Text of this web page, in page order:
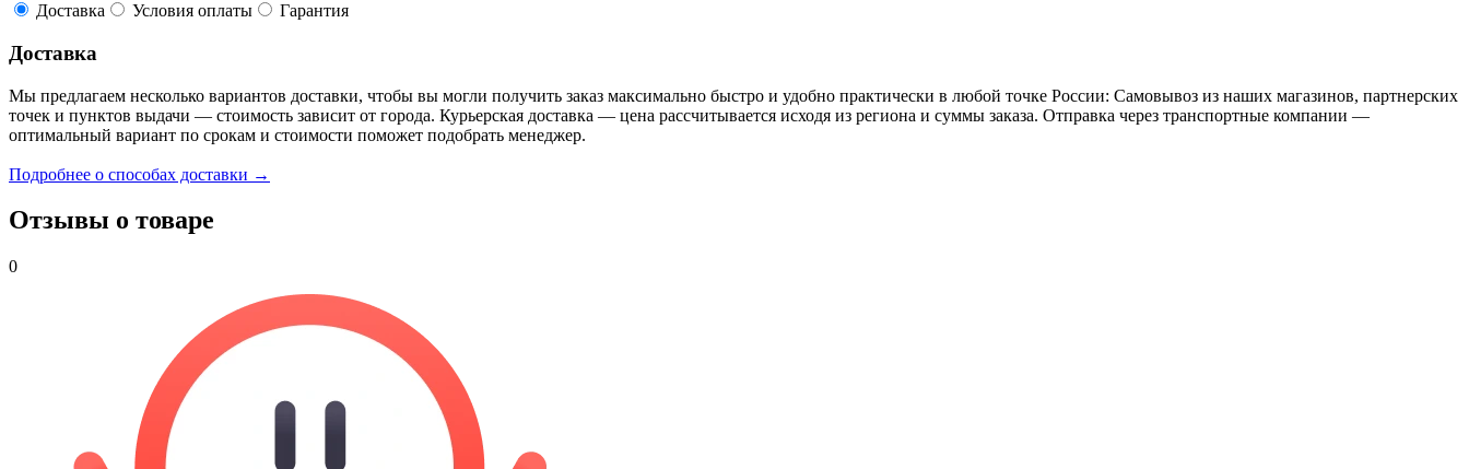
Доставка Условия оплаты Гарантия
Доставка
Мы предлагаем несколько вариантов доставки, чтобы вы могли получить заказ максимально быстро и удобно практически в любой точке России: Самовывоз из наших магазинов, партнерских
точек и пунктов выдачи — стоимость зависит от города. Курьерская доставка — цена рассчитывается исходя из региона и суммы заказа. Отправка через транспортные компании —
оптимальный вариант по срокам и стоимости поможет подобрать менеджер.
Подробнее о способах доставки →
Отзывы о товаре
0